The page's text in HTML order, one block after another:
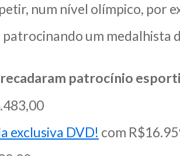
num nível olímpico, por
patrocinando um medalhista
patrocínio
exclusiva DVD! com